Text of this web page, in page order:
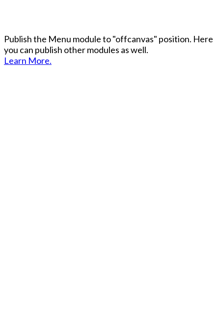
Publish the Menu module to "offcanvas" position. Here
you can publish other modules as well.
Learn More.